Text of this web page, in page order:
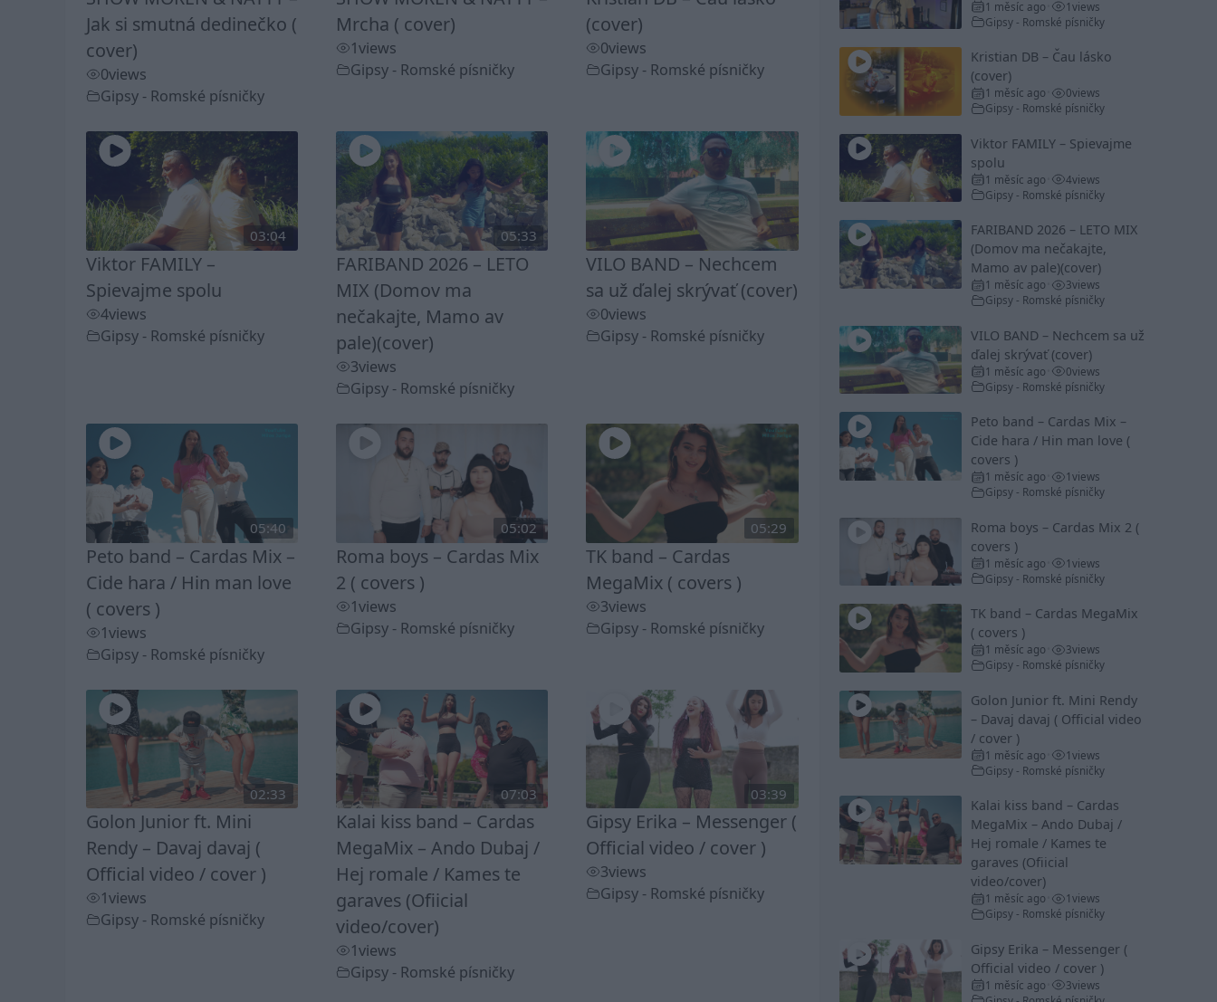
Jak si smutná dedinečko (
cover)
0views
Gipsy - Romské písničky
Mrcha ( cover)
1views
Gipsy - Romské písničky
(cover)
0views
Gipsy - Romské písničky
03:04
Viktor FAMILY –
Spievajme spolu
4views
Gipsy - Romské písničky
05:33
FARIBAND 2026 – LETO
MIX (Domov ma
nečakajte, Mamo av
pale)(cover)
3views
Gipsy - Romské písničky
VILO BAND – Nechcem
sa už ďalej skrývať (cover)
0views
Gipsy - Romské písničky
05:40
Peto band – Cardas Mix –
Cide hara / Hin man love
( covers )
1views
Gipsy - Romské písničky
05:02
Roma boys – Cardas Mix
2 ( covers )
1views
Gipsy - Romské písničky
05:29
TK band – Cardas
MegaMix ( covers )
3views
Gipsy - Romské písničky
02:33
Golon Junior ft. Mini
Rendy – Davaj davaj (
Official video / cover )
1views
Gipsy - Romské písničky
07:03
Kalai kiss band – Cardas
MegaMix – Ando Dubaj /
Hej romale / Kames te
garaves (Ofiicial
video/cover)
1views
Gipsy - Romské písničky
03:39
Gipsy Erika – Messenger (
Official video / cover )
3views
Gipsy - Romské písničky
1 měsíc ago 1views
Gipsy - Romské písničky
Kristian DB – Čau lásko
(cover)
1 měsíc ago 0views
Gipsy - Romské písničky
Viktor FAMILY – Spievajme
spolu
1 měsíc ago 4views
Gipsy - Romské písničky
FARIBAND 2026 – LETO MIX
(Domov ma nečakajte,
Mamo av pale)(cover)
1 měsíc ago 3views
Gipsy - Romské písničky
VILO BAND – Nechcem sa už
ďalej skrývať (cover)
1 měsíc ago 0views
Gipsy - Romské písničky
Peto band – Cardas Mix –
Cide hara / Hin man love (
covers )
1 měsíc ago 1views
Gipsy - Romské písničky
Roma boys – Cardas Mix 2 (
covers )
1 měsíc ago 1views
Gipsy - Romské písničky
TK band – Cardas MegaMix
( covers )
1 měsíc ago 3views
Gipsy - Romské písničky
Golon Junior ft. Mini Rendy
– Davaj davaj ( Official video
/ cover )
1 měsíc ago 1views
Gipsy - Romské písničky
Kalai kiss band – Cardas
MegaMix – Ando Dubaj /
Hej romale / Kames te
garaves (Ofiicial
video/cover)
1 měsíc ago 1views
Gipsy - Romské písničky
Gipsy Erika – Messenger (
Official video / cover )
1 měsíc ago 3views